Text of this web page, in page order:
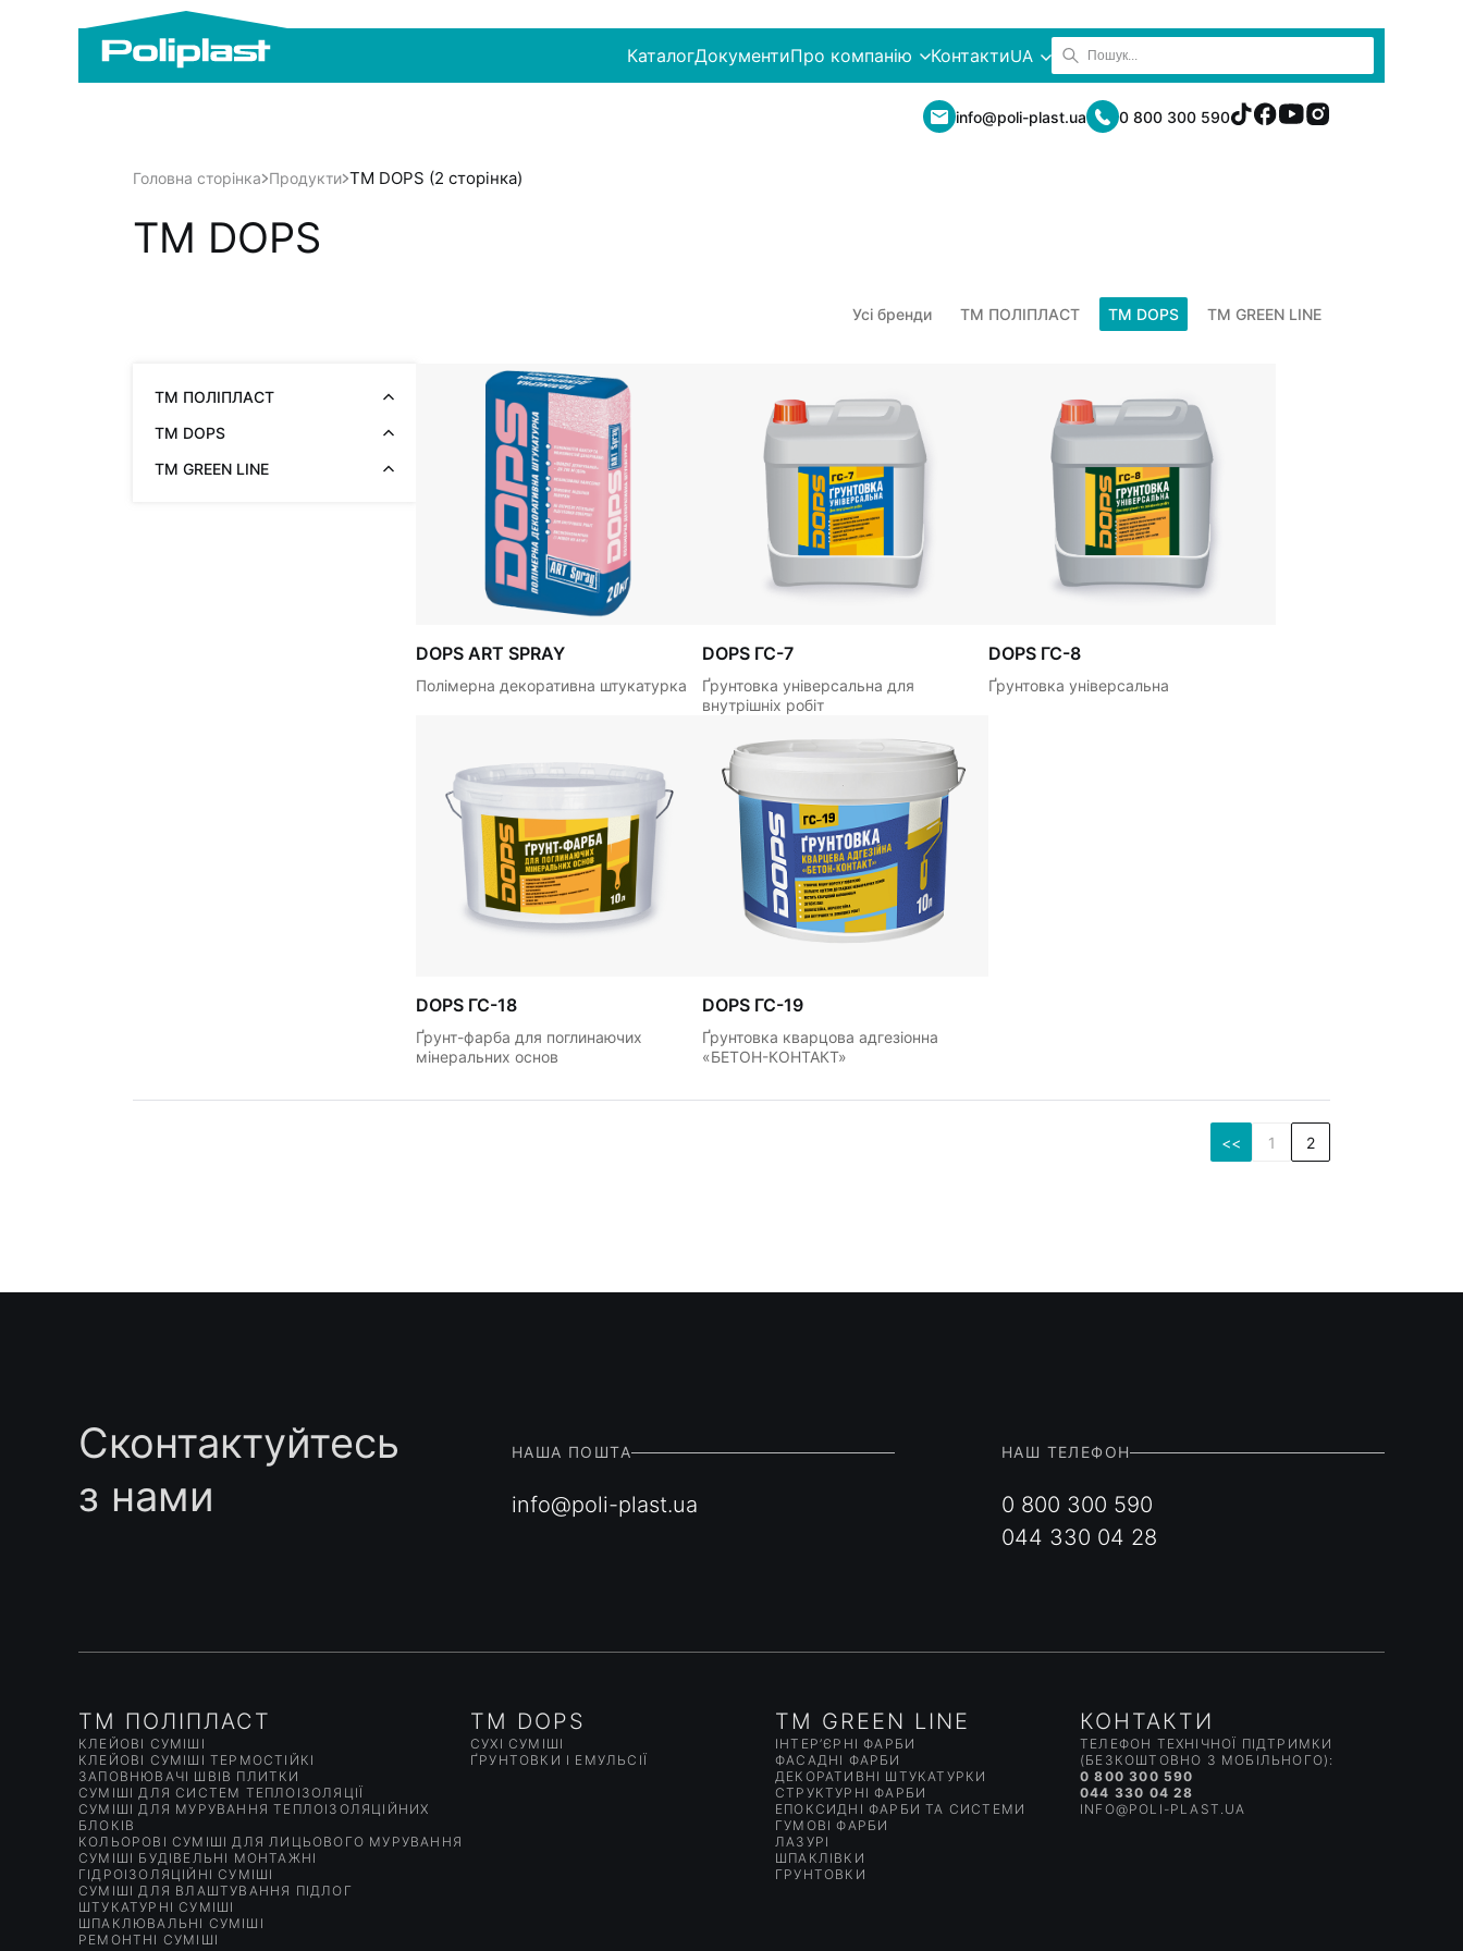
КаталогДокументиПро компанію КонтактиUA
info@poli-plast.ua 0 800 300 590
Головна сторінка Продукти TM DOPS (2 сторінка)
TM DOPS
Усі бренди ТМ ПОЛІПЛАСТ TM DOPS TM GREEN LINE
ТМ ПОЛІПЛАСТ
TM DOPS
TM GREEN LINE
DOPS ART SPRAY
Полімерна декоративна штукатурка
DOPS ГС-7
Ґрунтовка універсальна для
внутрішніх робіт
DOPS ГС-8
Ґрунтовка універсальна
DOPS ГС-18
Ґрунт-фарба для поглинаючих
мінеральних основ
DOPS ГС-19
Ґрунтовка кварцова адгезіонна
«БЕТОН-КОНТАКТ»
<< 1 2
Сконтактуйтесь
з нами
НАША ПОШТА
info@poli-plast.ua
НАШ ТЕЛЕФОН
0 800 300 590
044 330 04 28
ТМ ПОЛІПЛАСТ
КЛЕЙОВІ СУМІШІ
КЛЕЙОВІ СУМІШІ ТЕРМОСТІЙКІ
ЗАПОВНЮВАЧІ ШВІВ ПЛИТКИ
СУМІШІ ДЛЯ СИСТЕМ ТЕПЛОІЗОЛЯЦІЇ
СУМІШІ ДЛЯ МУРУВАННЯ ТЕПЛОІЗОЛЯЦІЙНИХ
БЛОКІВ
КОЛЬОРОВІ СУМІШІ ДЛЯ ЛИЦЬОВОГО МУРУВАННЯ
СУМІШІ БУДІВЕЛЬНІ МОНТАЖНІ
ГІДРОІЗОЛЯЦІЙНІ СУМІШІ
СУМІШІ ДЛЯ ВЛАШТУВАННЯ ПІДЛОГ
ШТУКАТУРНІ СУМІШІ
ШПАКЛЮВАЛЬНІ СУМІШІ
РЕМОНТНІ СУМІШІ
TM DOPS
СУХІ СУМІШІ
ҐРУНТОВКИ І ЕМУЛЬСІЇ
TM GREEN LINE
ІНТЕР’ЄРНІ ФАРБИ
ФАСАДНІ ФАРБИ
ДЕКОРАТИВНІ ШТУКАТУРКИ
СТРУКТУРНІ ФАРБИ
ЕПОКСИДНІ ФАРБИ ТА СИСТЕМИ
ГУМОВІ ФАРБИ
ЛАЗУРІ
ШПАКЛІВКИ
ГРУНТОВКИ
КОНТАКТИ
ТЕЛЕФОН ТЕХНІЧНОЇ ПІДТРИМКИ
(БЕЗКОШТОВНО З МОБІЛЬНОГО):
0 800 300 590
044 330 04 28
INFO@POLI-PLAST.UA